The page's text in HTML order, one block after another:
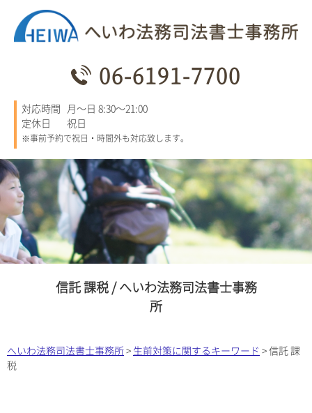
06-6191-7700
対応時間 月～日 8:30～21:00
定休日
祝日
※事前予約で祝日・時間外も対応致します。
信託 課税 / へいわ法務司法書士事務
所
へいわ法務司法書士事務所> 生前対策に関するキーワード >信託 課
税